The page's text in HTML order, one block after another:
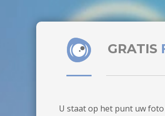
GRATIS
U staat op het punt uw